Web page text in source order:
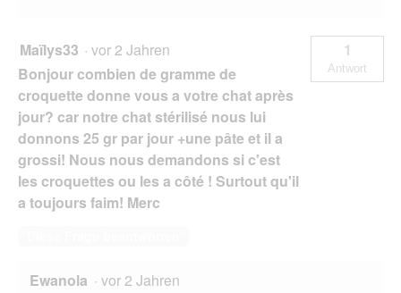
Maïlys33 · vor 2 Jahren
Bonjour combien de gramme de
croquette donne vous a votre chat après
jour? car notre chat stérilisé nous lui
donnons 25 gr par jour +une pâte et il a
grossi! Nous nous demandons si c'est
les croquettes ou les a côté ! Surtout qu'il
a toujours faim! Merc
1
Antwort
Ewanola · vor 2 Jahren